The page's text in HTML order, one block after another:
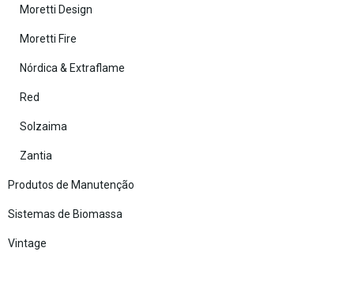
Moretti Design
Moretti Fire
Nórdica & Extraflame
Red
Solzaima
Zantia
Produtos de Manutenção
Sistemas de Biomassa
Vintage